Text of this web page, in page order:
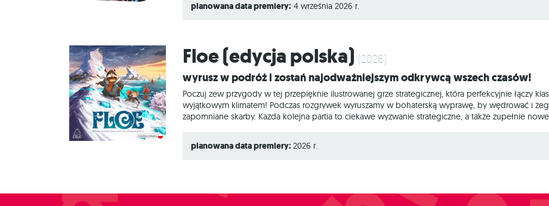
planowana data premiery: 4 września 2026 r.
Floe (edycja polska) (2026)
Wyrusz w podróż i zostań najodważniejszym odkrywcą wszech czasów!
Poczuj zew przygody w tej przepięknie ilustrowanej grze strategicznej, która perfekcyjnie łączy
wyjątkowym klimatem! Podczas rozgrywek wyruszamy w bohaterską wyprawę, by wędrować i
zapomniane skarby. Każda kolejna partia to ciekawe wyzwanie strategiczne, a także zupełnie
planowana data premiery:2026 r.